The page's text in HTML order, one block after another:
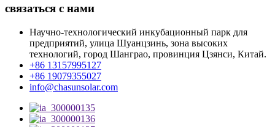
связаться с нами
Научно-технологический инкубационный парк для
предприятий, улица Шуанцзинь, зона высоких
технологий, город Шанграо, провинция Цзянси, Китай.
+86 13157995127
+86 19079355027
info@chasunsolar.com